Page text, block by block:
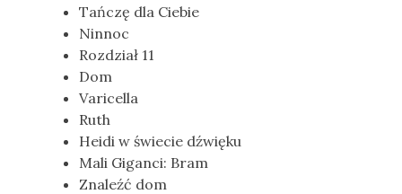
Tańczę dla Ciebie
Ninnoc
Rozdział 11
Dom
Varicella
Ruth
Heidi w świecie dźwięku
Mali Giganci: Bram
Znaleźć dom